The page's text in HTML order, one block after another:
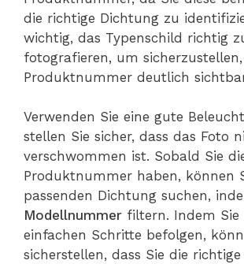
die richtige Dichtung zu
wichtig, das Typenschild richtig
fotografieren, um
Produktnummer deutlich
Verwenden Sie eine gute
stellen Sie sicher, dass das Foto
verschwommen ist. Sobald Sie
Produktnummer haben, können
passenden Dichtung suchen,
Modellnummer filtern. Indem Sie
einfachen Schritte befolgen,
sicherstellen, dass Sie die